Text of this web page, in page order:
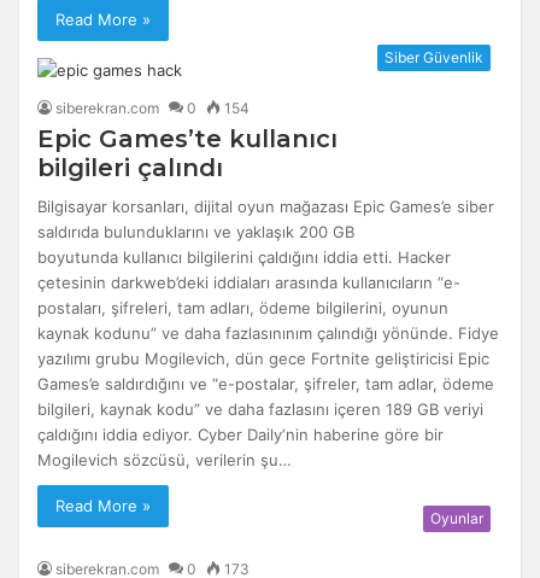
Read More »
Siber Güvenlik
siberekran.com 0 154
Epic Games’te kullanıcı
bilgileri çalındı
Bilgisayar korsanları, dijital oyun mağazası Epic Games’e siber
saldırıda bulunduklarını ve yaklaşık 200 GB
boyutunda kullanıcı bilgilerini çaldığını iddia etti. Hacker
çetesinin darkweb’deki iddiaları arasında kullanıcıların “e-
postaları, şifreleri, tam adları, ödeme bilgilerini, oyunun
kaynak kodunu” ve daha fazlasınınım çalındığı yönünde. Fidye
yazılımı grubu Mogilevich, dün gece Fortnite geliştiricisi Epic
Games’e saldırdığını ve “e-postalar, şifreler, tam adlar, ödeme
bilgileri, kaynak kodu” ve daha fazlasını içeren 189 GB veriyi
çaldığını iddia ediyor. Cyber ​​Daily‘nin haberine göre bir
Mogilevich sözcüsü, verilerin şu…
Read More »
Oyunlar
siberekran.com 0 173